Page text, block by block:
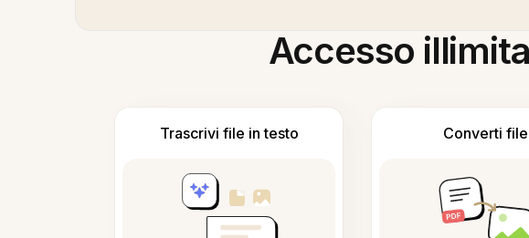
Accesso
Trascrivi file in testo Converti file